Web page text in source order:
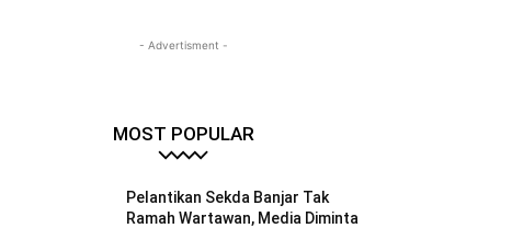
- Advertisment -
MOST POPULAR
Pelantikan Sekda Banjar Tak
Ramah Wartawan, Media Diminta